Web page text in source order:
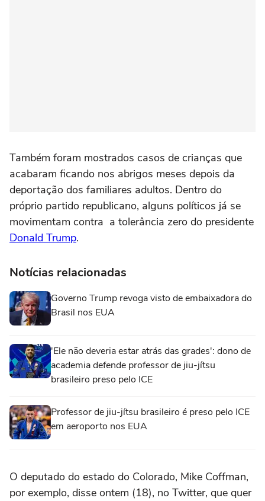
Também foram mostrados casos de crianças que
acabaram ficando nos abrigos meses depois da
deportação dos familiares adultos. Dentro do
próprio partido republicano, alguns políticos já se
movimentam contra a tolerância zero do presidente
Donald Trump.
Notícias relacionadas
Governo Trump revoga visto de embaixadora do
Brasil nos EUA
'Ele não deveria estar atrás das grades': dono de
academia defende professor de jiu-jítsu
brasileiro preso pelo ICE
Professor de jiu-jítsu brasileiro é preso pelo ICE
em aeroporto nos EUA
O deputado do estado do Colorado, Mike Coffman,
por exemplo, disse ontem (18), no Twitter, que quer